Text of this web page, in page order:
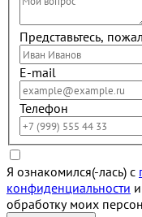
Представьтесь,
E-mail
Телефон
Я ознакомился(-лась) с
конфиденциальности
обработку моих